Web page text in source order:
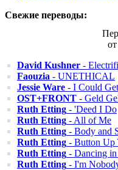
Свежие переводы:
от
David Kushner -
Faouzia - UNETHICAL
Jessie Ware - I Could
OST+FRONT - Geld
Ruth Etting - 'Deed I Do
Ruth Etting - All of Me
Ruth Etting - Body and
Ruth Etting - Button Up
Ruth Etting - Dancing
Ruth Etting - I'm